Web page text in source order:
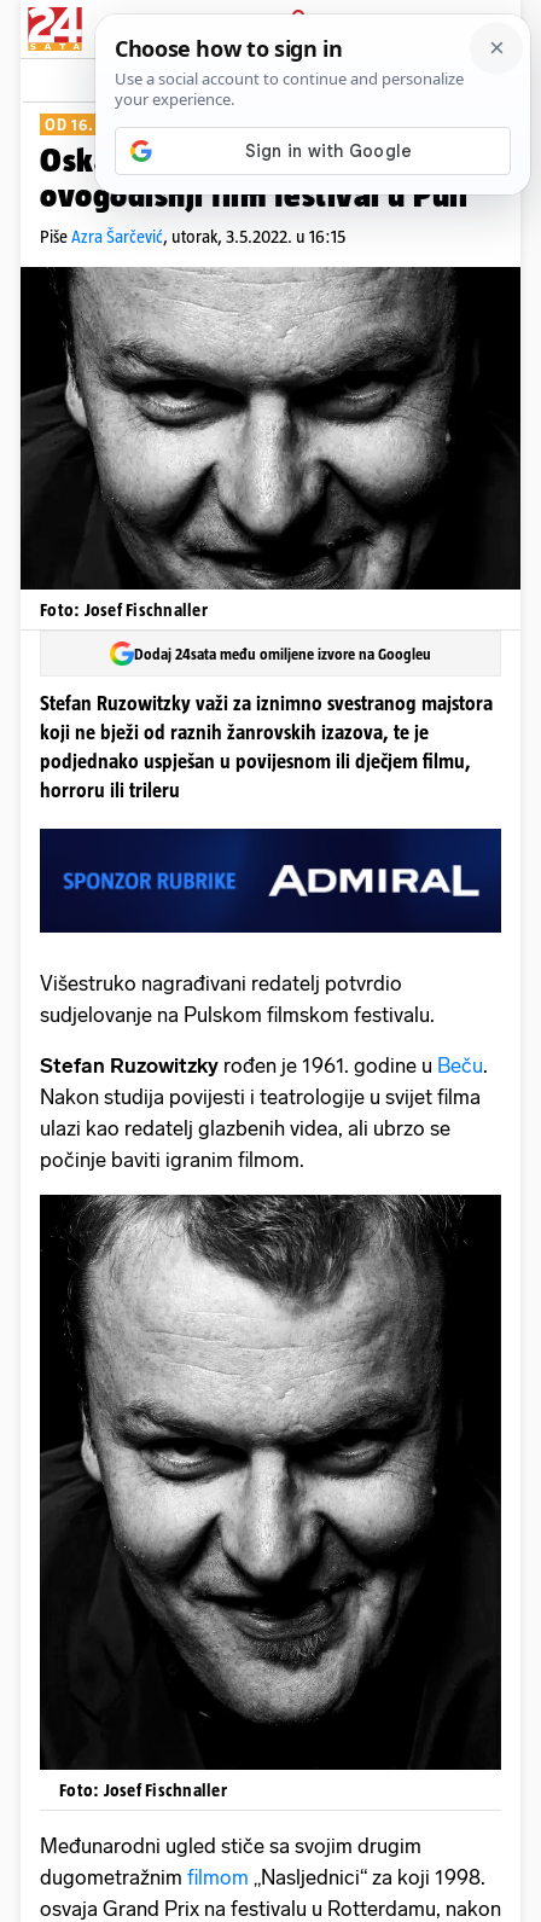
PRIJAVA
Show Komentari
OD 16. DO 24. SRPNJA
Oskarovac Ruzowitzky dolazi na
ovogodišnji film festival u Puli
PišeAzra Šarčević, utorak, 3.5.2022. u 16:15
Foto: Josef Fischnaller
Dodaj 24sata među omiljene izvore na Googleu
Stefan Ruzowitzky važi za iznimno svestranog majstora
koji ne bježi od raznih žanrovskih izazova, te je
podjednako uspješan u povijesnom ili dječjem filmu,
horroru ili trileru
Višestruko nagrađivani redatelj potvrdio
sudjelovanje na Pulskom filmskom festivalu.
Stefan Ruzowitzky rođen je 1961. godine u Beču.
Nakon studija povijesti i teatrologije u svijet filma
ulazi kao redatelj glazbenih videa, ali ubrzo se
počinje baviti igranim filmom.
Foto: Josef Fischnaller
Međunarodni ugled stiče sa svojim drugim
dugometražnim filmom „Nasljednici“ za koji 1998.
osvaja Grand Prix na festivalu u Rotterdamu, nakon